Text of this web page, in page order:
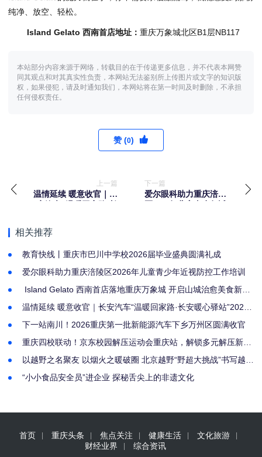
纯净、放空、轻松。
Island Gelato 西南首店地址： 重庆万象城北区B1层NB117
本站部分内容来源于网络，转载目的在于传递更多信息，并不代表本网赞
同其观点和对其真实性负责，本网站无法鉴别所上传图片或文字的知识版
权，如果侵犯，请及时通知我们，本网站将在第一时间及时删除，不承担
任何侵权责任。
赞 (0)
上一篇
温情延续 暖意收官｜长
站南广场汽车站温暖抵
下一篇
爱尔眼科助力重庆涪陵
相关推荐
教育快线丨重庆市巴川中学校2026届毕业盛典圆满礼成
爱尔眼科助力重庆涪陵区2026年儿童青少年近视防控工作培训
温情延续 暖意收官｜长安汽车“温暖回家路·长安暖心驿站”2026
下一站南川！2026重庆第一批新能源汽车下乡万州区圆满收官
重庆四校联动！京东校园解压运动会重庆站，解锁多元解压新路
以越野之名聚友 以烟火之暖破圈 北京越野“野超大挑战”书写越野
“小小食品安全员”进企业 探秘舌尖上的非遗文化
首页 重庆头条 焦点关注 健康生活
文化旅游
财经业界
综合资讯